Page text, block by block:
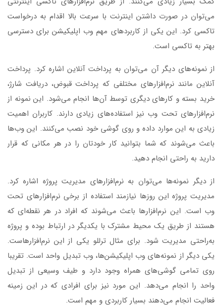
می‌توان در صورت داشتن اینترنت با سرعت بالا اقدام به درخواست
تاکسی کرد. این یکی از کاربردهای مهم وب اپلیکیشن برای دسترسی
بهتر به تاکسی است.
از نمونه‌های دیگر آن می‌توان به پرداخت آنلاین اشاره کرد. پرداخت
آنلاین مانند نرم‌افزارهای مختلفی که پرداخت قبوض، دریافت شارژ،
خرید بسته و کارهای دیگری توسط آن‌ها انجام می‌شود. این نمونه از
نرم‌افزارهای تحت وب نیز استفاده‌های زیادی دارند. کاربران اهمیت
زیادی به این موارد داده و روی گوشی خود نصب می‌کنند. این وب‌ها
باعث می‌شوند که شما بتوانید کار خودتان را در هر مکانی که قرار
دارید به راحتی انجام دهید.
از دیگر نمونه‌ها می‌توان به نرم‌افزارهای مدیریت پروژه اشاره کرد.
مدیریت پروژه این روزها نیازمند استفاده از برخی نرم‌افزارهای تحت
وب است. این نرم‌افزارها باعث می‌شوند که افراد در هر نقطه‌ای که
هستند از طریق یک محیط مشترک با یکدیگر در ارتباط بوده و پروژه
به‌راحتی مدیریت شود. برای مثال ترللو یکی از این نرم‌افزارهاست.
یکی دیگر از نمونه‌های وب اپلیکیشن‌ها، وب تبدیل واحد است. تقریبا
روی تمامی گوشی‌های همراه وجود دارد و طیف وسیعی از تبدیل
واحد را انجام می‌دهد. این مورد نیز برای افرادی که در این زمینه
فعالیت انجام می‌دهند بسیار کاربردی و مهم است.